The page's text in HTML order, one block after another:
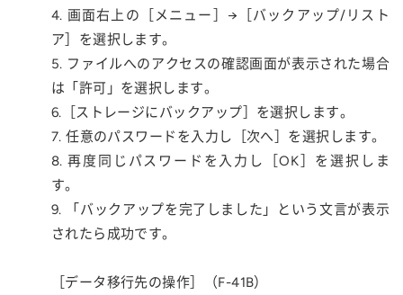
4. 画面右上の［メニュー］→［バックアップ/リスト
ア］を選択します。
5. ファイルへのアクセスの確認画面が表示された場合
は「許可」を選択します。
6.［ストレージにバックアップ］を選択します。
7. 任意のパスワードを入力し［次へ］を選択します。
8. 再度同じパスワードを入力し［OK］を選択しま
す。
9. 「バックアップを完了しました」という文言が表示
されたら成功です。
［データ移行先の操作］（F-41B）